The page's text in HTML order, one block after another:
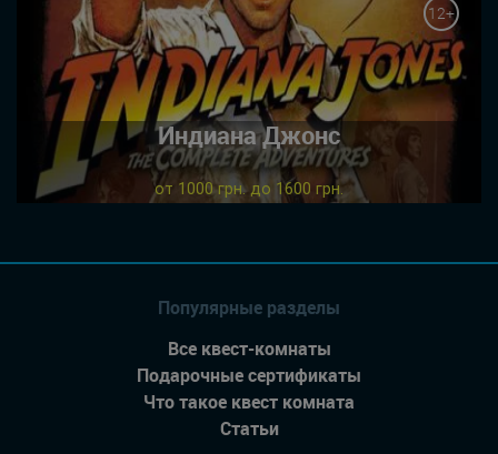
12+
Индиана Джонс
от 1000 грн. до 1600 грн.
Популярные разделы
Все квест-комнаты
Подарочные сертификаты
Что такое квест комната
Статьи